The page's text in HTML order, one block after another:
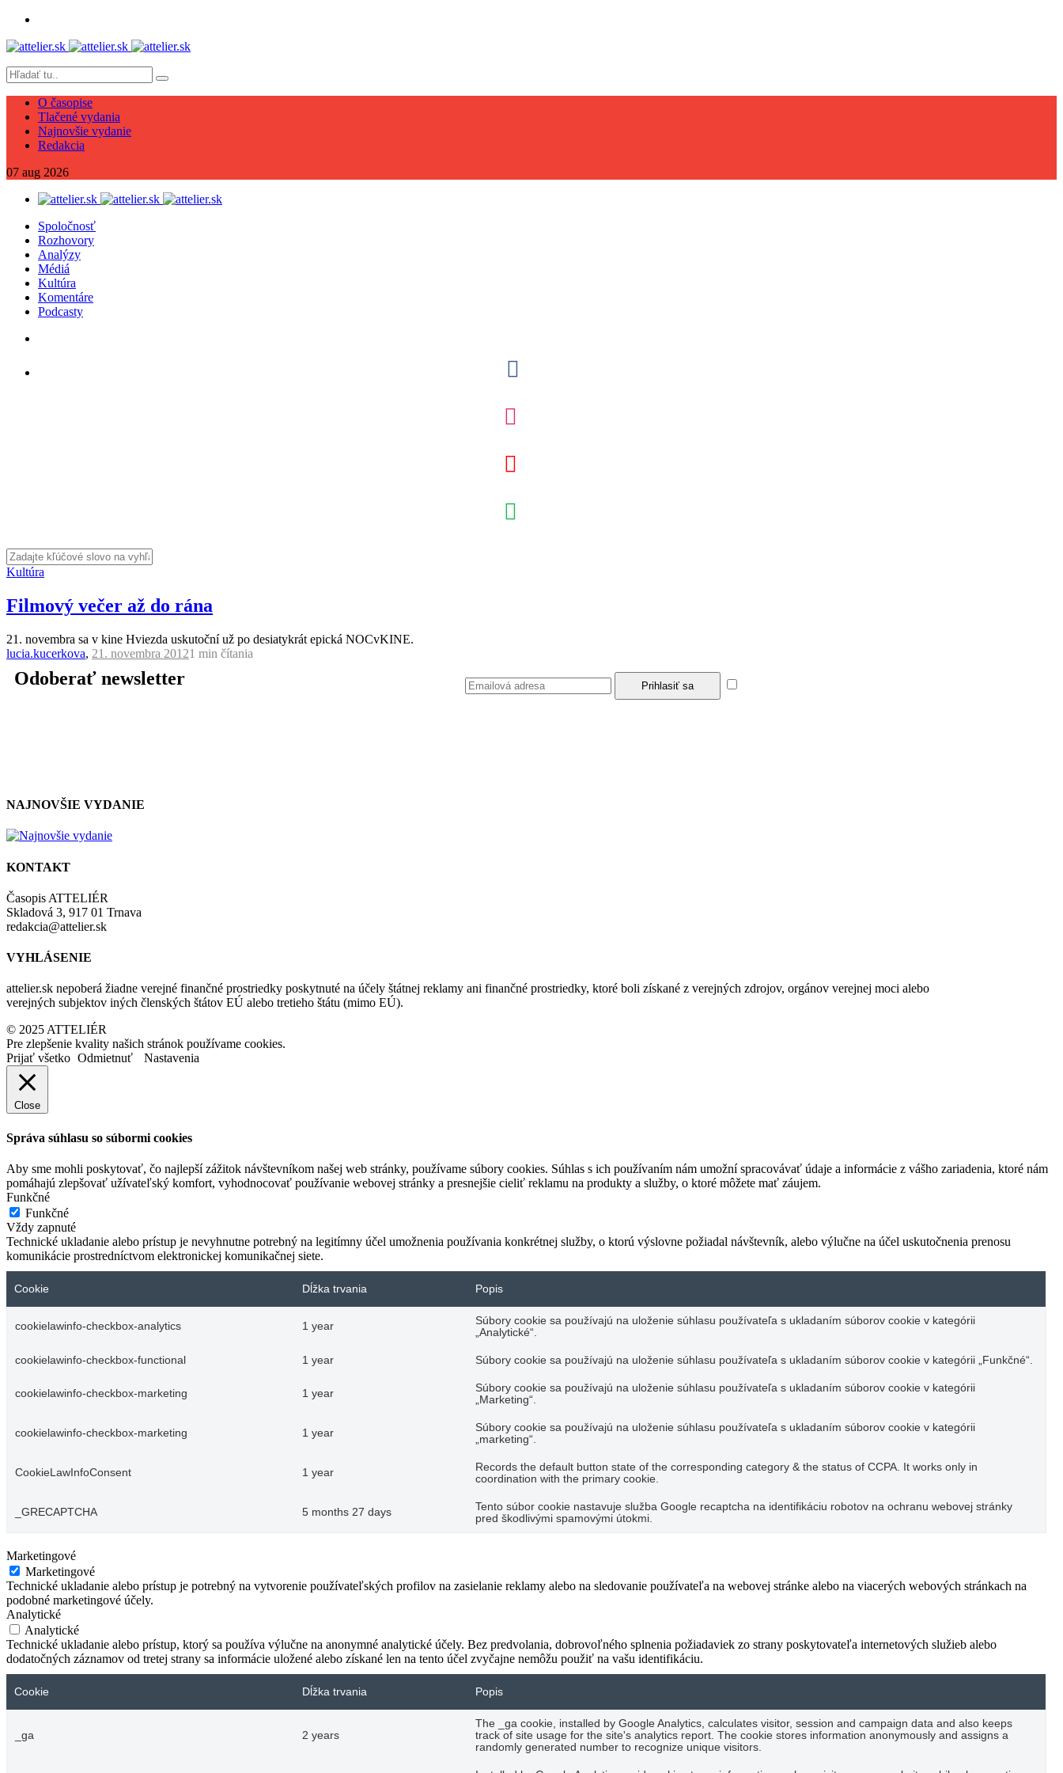
O časopise
Tlačené vydania
Najnovšie vydanie
Redakcia
07 aug 2026
Spoločnosť
Rozhovory
Analýzy
Médiá
Kultúra
Komentáre
Podcasty
Kultúra
Filmový večer až do rána
21. novembra sa v kine Hviezda uskutoční už po desiatykrát epická NOCvKINE.
lucia.kucerkova, 21. novembra 20121 min čítania
Odoberať newsletter
NAJNOVŠIE VYDANIE
KONTAKT
Časopis ATTELIÉR
Skladová 3, 917 01 Trnava
redakcia@attelier.sk
VYHLÁSENIE
attelier.sk nepoberá žiadne verejné finančné prostriedky poskytnuté na účely štátnej reklamy ani finančné prostriedky, ktoré boli získané z verejných zdrojov, orgánov verejnej moci alebo
verejných subjektov iných členských štátov EÚ alebo tretieho štátu (mimo EÚ).
© 2025 ATTELIÉR
Pre zlepšenie kvality našich stránok používame cookies.
Prijať všetko Odmietnuť Nastavenia
Close
Správa súhlasu so súbormi cookies
Aby sme mohli poskytovať, čo najlepší zážitok návštevníkom našej web stránky, používame súbory cookies. Súhlas s ich používaním nám umožní spracovávať údaje a informácie z vášho zariadenia, ktoré nám
pomáhajú zlepšovať užívateľský komfort, vyhodnocovať používanie webovej stránky a presnejšie cieliť reklamu na produkty a služby, o ktoré môžete mať záujem.
Funkčné
Funkčné
Vždy zapnuté
Technické ukladanie alebo prístup je nevyhnutne potrebný na legitímny účel umožnenia používania konkrétnej služby, o ktorú výslovne požiadal návštevník, alebo výlučne na účel uskutočnenia prenosu
komunikácie prostredníctvom elektronickej komunikačnej siete.
Cookie Dĺžka trvania Popis
cookielawinfo-checkbox-analytics 1 year
Súbory cookie sa používajú na uloženie súhlasu používateľa s ukladaním súborov cookie v kategórii
„Analytické“.
cookielawinfo-checkbox-functional 1 year Súbory cookie sa používajú na uloženie súhlasu používateľa s ukladaním súborov cookie v kategórii „Funkčné“.
cookielawinfo-checkbox-marketing 1 year
Súbory cookie sa používajú na uloženie súhlasu používateľa s ukladaním súborov cookie v kategórii
„Marketing“.
cookielawinfo-checkbox-marketing 1 year
Súbory cookie sa používajú na uloženie súhlasu používateľa s ukladaním súborov cookie v kategórii
„marketing“.
CookieLawInfoConsent 1 year
Records the default button state of the corresponding category & the status of CCPA. It works only in
coordination with the primary cookie.
_GRECAPTCHA 5 months 27 days
Tento súbor cookie nastavuje služba Google recaptcha na identifikáciu robotov na ochranu webovej stránky
pred škodlivými spamovými útokmi.
Marketingové
Marketingové
Technické ukladanie alebo prístup je potrebný na vytvorenie používateľských profilov na zasielanie reklamy alebo na sledovanie používateľa na webovej stránke alebo na viacerých webových stránkach na
podobné marketingové účely.
Analytické
Analytické
Technické ukladanie alebo prístup, ktorý sa používa výlučne na anonymné analytické účely. Bez predvolania, dobrovoľného splnenia požiadaviek zo strany poskytovateľa internetových služieb alebo
dodatočných záznamov od tretej strany sa informácie uložené alebo získané len na tento účel zvyčajne nemôžu použiť na vašu identifikáciu.
Cookie Dĺžka trvania Popis
_ga 2 years
The _ga cookie, installed by Google Analytics, calculates visitor, session and campaign data and also keeps
track of site usage for the site's analytics report. The cookie stores information anonymously and assigns a
randomly generated number to recognize unique visitors.